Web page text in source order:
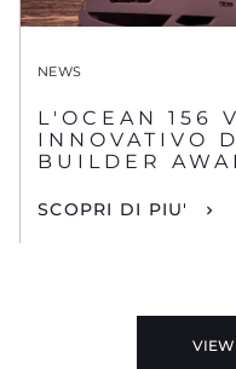
NEWS
L'OCEAN 156
INNOVATIVO
BUILDER
SCOPRI DI PIU'
VIEW